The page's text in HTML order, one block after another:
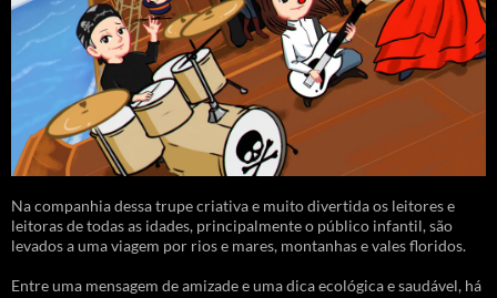
Na companhia dessa trupe criativa e muito divertida os leitores e
leitoras de todas as idades, principalmente o público infantil, são
levados a uma viagem por rios e mares, montanhas e vales floridos.
Entre uma mensagem de amizade e uma dica ecológica e saudável, há